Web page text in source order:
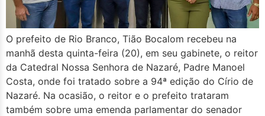
O prefeito de Rio Branco, Tião Bocalom recebeu na
manhã desta quinta-feira (20), em seu gabinete, o reitor
da Catedral Nossa Senhora de Nazaré, Padre Manoel
Costa, onde foi tratado sobre a 94ª edição do Círio de
Nazaré. Na ocasião, o reitor e o prefeito trataram
também sobre uma emenda parlamentar do senador